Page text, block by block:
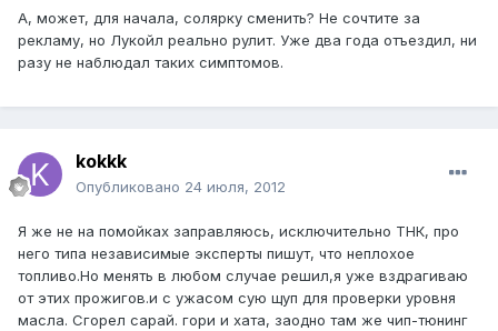
А, может, для начала, солярку сменить? Не сочтите за
рекламу, но Лукойл реально рулит. Уже два года отъездил, ни
разу не наблюдал таких симптомов.
kokkk
Опубликовано 24 июля, 2012
Я же не на помойках заправляюсь, исключительно ТНК, про
него типа независимые эксперты пишут, что неплохое
топливо.Но менять в любом случае решил,я уже вздрагиваю
от этих прожигов.и с ужасом сую щуп для проверки уровня
масла. Сгорел сарай. гори и хата, заодно там же чип-тюнинг